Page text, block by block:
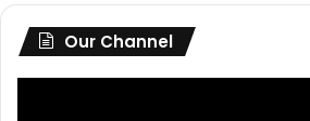
Our Channel